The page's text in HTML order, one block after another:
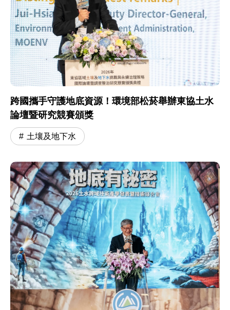
跨國攜手守護地底資源！環境部松菸舉辦東協土水
論壇暨研究競賽頒獎
土壤及地下水